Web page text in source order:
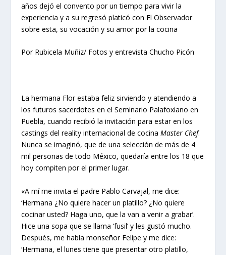
años dejó el convento por un tiempo para vivir la
experiencia y a su regresó platicó con El Observador
sobre esta, su vocación y su amor por la cocina
Por Rubicela Muñiz/ Fotos y entrevista Chucho Picón
La hermana Flor estaba feliz sirviendo y atendiendo a
los futuros sacerdotes en el Seminario Palafoxiano en
Puebla, cuando recibió la invitación para estar en los
castings del reality internacional de cocinaMaster Chef.
Nunca se imaginó, que de una selección de más de 4
mil personas de todo México, quedaría entre los 18 que
hoy compiten por el primer lugar.
«A mí me invita el padre Pablo Carvajal, me dice:
‘Hermana ¿No quiere hacer un platillo? ¿No quiere
cocinar usted? Haga uno, que la van a venir a grabar’.
Hice una sopa que se llama ‘fusil’ y les gustó mucho.
Después, me habla monseñor Felipe y me dice:
‘Hermana, el lunes tiene que presentar otro platillo,